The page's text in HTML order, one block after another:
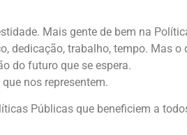
Mais gente de bem na
dedicação, trabalho, tempo. Mas o
do futuro que se espera.
nos representem.
Públicas que beneficiem a